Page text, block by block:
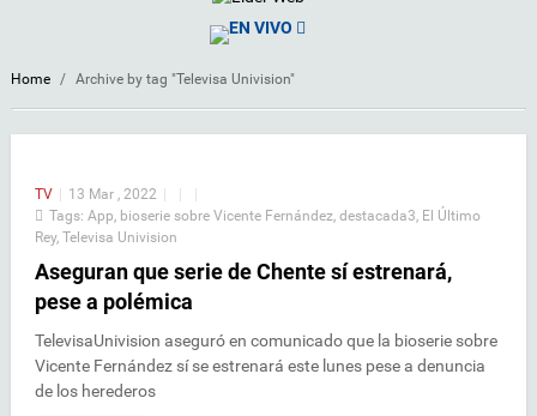
EN VIVO
Home / Archive by tag "Televisa Univision"
TV | 13 Mar , 2022 | |
|
Tags: App bioserie sobre Vicente Fernández destacada3 El Último
Rey, Televisa Univision
Aseguran que serie de Chente sí estrenará,
pese a polémica
TelevisaUnivision aseguró en comunicado que la bioserie sobre
Vicente Fernández sí se estrenará este lunes pese a denuncia
de los herederos